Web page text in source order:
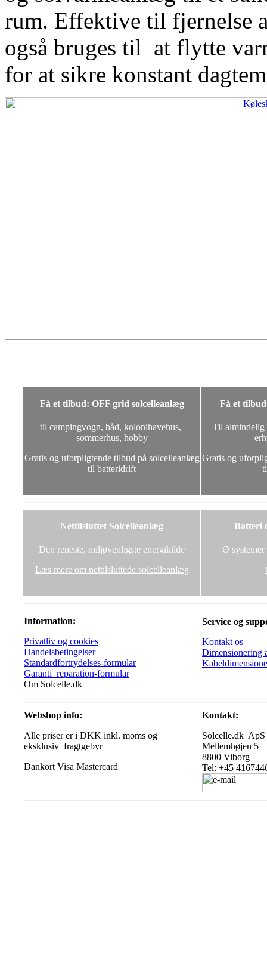
rum. Effektive til fjernelse
også bruges til at flytte
for at sikre konstant
Få et tilbud: OFF grid solcelleanlæg
til campingvogn, båd, kolonihavehus,
sommerhus, hobby
Gratis og uforpligtende tilbud på solcelleanlæg
til batteridrift
Få et
Til almindelig
Gratis og
Nettilsluttet Solcelleanlæg
Den reneste, miljøvenligste energikilde
Læs mere om nettilsluttede solcelleanlæg
Batteri
Ø
Information:
Privatliv og cookies
Handelsbetingelser
Standardfortrydelses-formular
Garanti_reparation-formular
Om Solcelle.dk
Service og
Kontakt os
Dimensionering
Webshop info:
Alle priser er i DKK inkl. moms og
eksklusiv fragtgebyr
Kontakt:
Solcelle.dk ApS
Mellemhøjen 5
8800 Viborg
Tel: +45